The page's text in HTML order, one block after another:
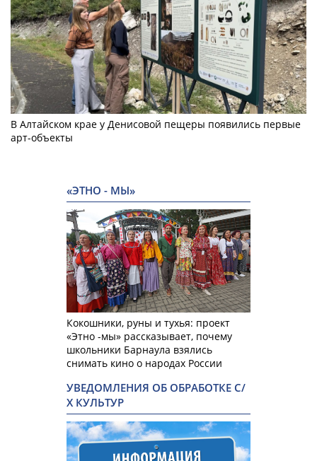
В Алтайском крае у Денисовой пещеры появились первые
арт-объекты
«ЭТНО - МЫ»
Кокошники, руны и тухья: проект
«Этно -мы» рассказывает, почему
школьники Барнаула взялись
снимать кино о народах России
УВЕДОМЛЕНИЯ ОБ ОБРАБОТКЕ С/
Х КУЛЬТУР